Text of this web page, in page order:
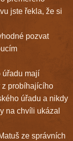
jste řekla, že si
pozvat
úřadu mají
z probíhajícího
úřadu a nikdy
na chvíli ukázal
ze správních